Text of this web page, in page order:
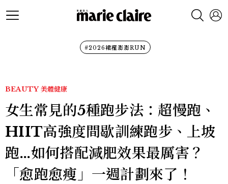
#2026裙襬澎澎RUN
BEAUTY 美體健康
女生常見的5種跑步法：超慢跑、
HIIT高強度間歇訓練跑步、上坡
跑…如何搭配減肥效果最厲害？
「愈跑愈瘦」一週計劃來了！